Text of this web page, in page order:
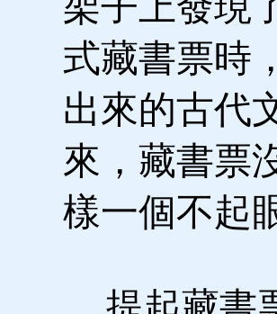
式藏書票時
出來的古代
來，藏書票
樣一個不起